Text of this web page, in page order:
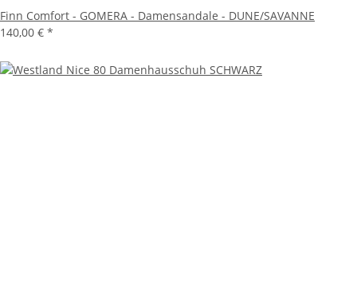
Finn Comfort - GOMERA - Damensandale - DUNE/SAVANNE
140,00 € *